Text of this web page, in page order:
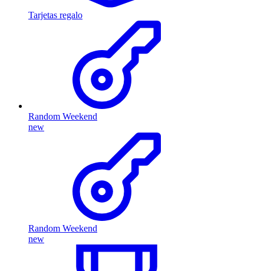
Tarjetas regalo
Random Weekend
new
Random Weekend
new